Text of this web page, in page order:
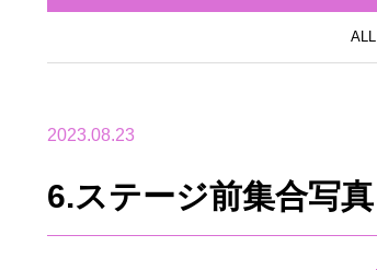
ALL
2023.08.23
6.ステージ前集合写真